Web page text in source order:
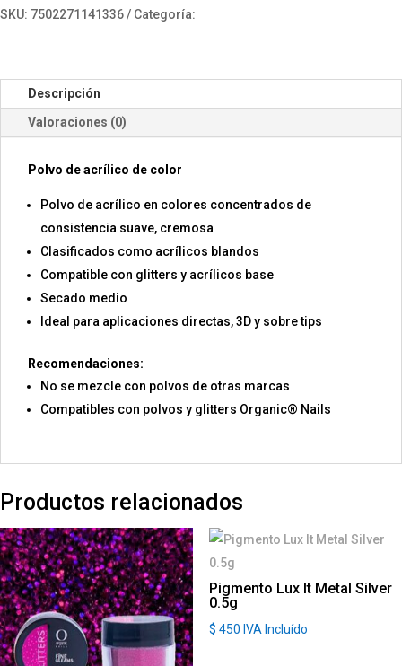
SKU: 7502271141336 Categoría:
Descripción
Valoraciones (0)
Polvo de acrílico de color
Polvo de acrílico en colores concentrados de
consistencia suave, cremosa
Clasificados como acrílicos blandos
Compatible con glitters y acrílicos base
Secado medio
Ideal para aplicaciones directas, 3D y sobre tips
Recomendaciones:
No se mezcle con polvos de otras marcas
Compatibles con polvos y glitters Organic® Nails
Productos relacionados
Pigmento Lux It Metal Silver
0.5g
$ 450 IVA Incluído